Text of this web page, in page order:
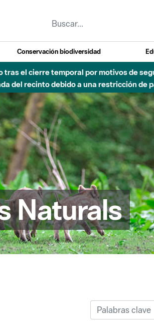
Conservación biodiversidad
tras el cierre temporal por motivos de
del recinto debido a una restricción de
Naturals